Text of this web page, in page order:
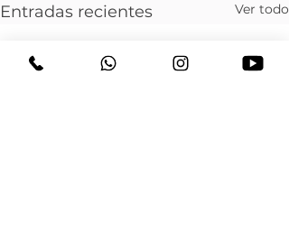
Entradas recientes Ver todo